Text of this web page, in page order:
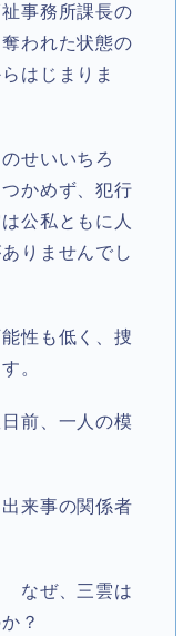
事務所課長の
われた状態の
はじまりま
せいいちろ
かめず、犯行
公私ともに人
りませんでし
性も低く、捜
。
前、一人の模
来事の関係者
なぜ、三雲は
？